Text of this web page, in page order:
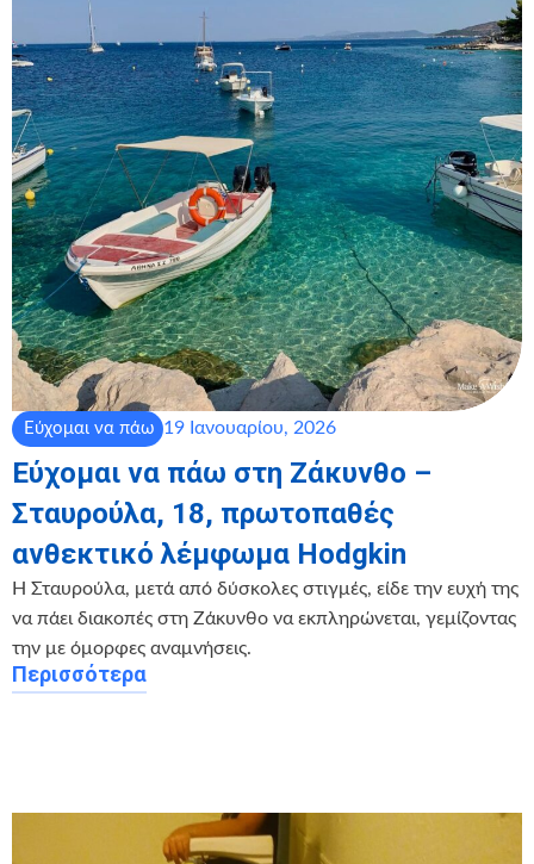
Εύχομαι να πάω 19 Ιανουαρίου, 2026
Εύχομαι να πάω στη Ζάκυνθο –
Σταυρούλα, 18, πρωτοπαθές
ανθεκτικό λέμφωμα Hodgkin
️Η Σταυρούλα, μετά από δύσκολες στιγμές, είδε την ευχή της
να πάει διακοπές στη Ζάκυνθο να εκπληρώνεται, γεμίζοντας
την με όμορφες αναμνήσεις.
Περισσότερα